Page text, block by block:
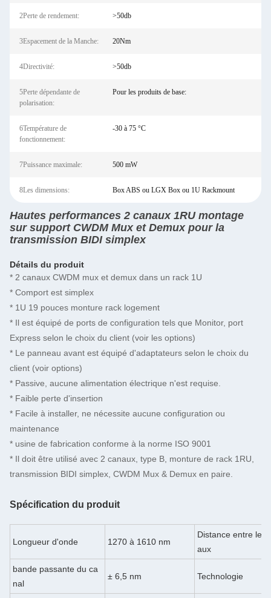
2Perte de rendement: >50db
3Espacement de la Manche: 20Nm
4Directivité: >50db
5Perte dépendante de
polarisation:
Pour les produits de base:
6Température de
fonctionnement:
-30 à 75 °C
7Puissance maximale: 500 mW
8Les dimensions: Box ABS ou LGX Box ou 1U Rackmount
Hautes performances 2 canaux 1RU montage
sur support CWDM Mux et Demux pour la
transmission BIDI simplex
Détails du produit
* 2 canaux CWDM mux et demux dans un rack 1U
* Comport est simplex
* 1U 19 pouces monture rack logement
* Il est équipé de ports de configuration tels que Monitor, port
Express selon le choix du client (voir les options)
* Le panneau avant est équipé d'adaptateurs selon le choix du
client (voir options)
* Passive, aucune alimentation électrique n'est requise.
* Faible perte d'insertion
* Facile à installer, ne nécessite aucune configuration ou
maintenance
* usine de fabrication conforme à la norme ISO 9001
* Il doit être utilisé avec 2 canaux, type B, monture de rack 1RU,
transmission BIDI simplex, CWDM Mux & Demux en paire.
Spécification du produit
Longueur d'onde 1270 à 1610 nm
Distance entre les
aux
bande passante du ca
nal
± 6,5 nm Technologie